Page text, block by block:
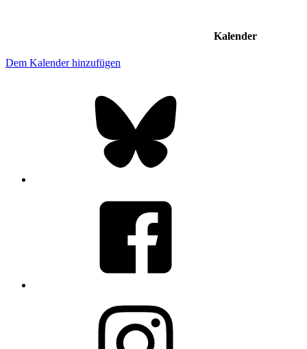
Kalender
Dem Kalender hinzufügen